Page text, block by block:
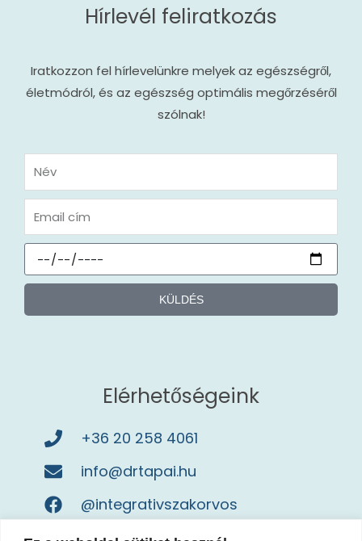
Hírlevél feliratkozás
Iratkozzon fel hírlevelünkre melyek az egészségről,
életmódról, és az egészség optimális megőrzéséről
szólnak!
KÜLDÉS
Elérhetőségeink
+36 20 258 4061
info@drtapai.hu
@integrativszakorvos